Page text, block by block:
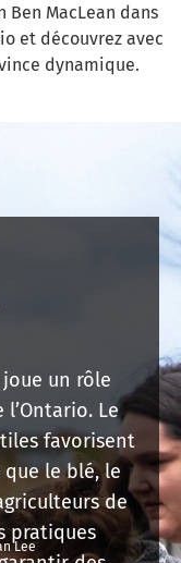
Ben MacLean dans
et découvrez avec
dynamique.
un rôle
Le
favorisent
le blé, le
de
pratiques
Lee